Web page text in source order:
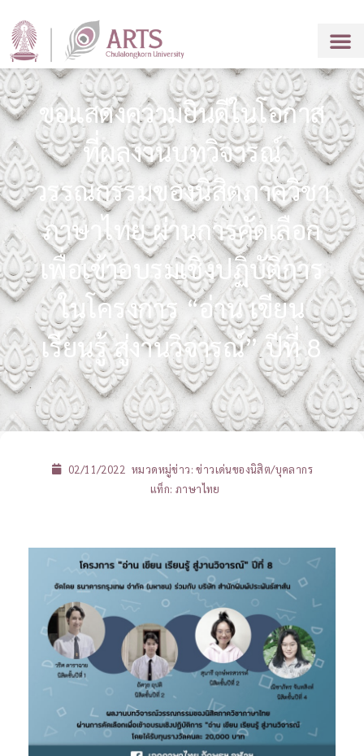
ขอแสดงความยินดีในโอกาส
ที่ผลงานบทวิจารณ์
วรรณกรรมของนิสิตภาควิชา
ภาษาไทย ผ่านการคัดเลือก
เพื่อเข้าอบรมเชิงปฏิบัติการ
ในโครงการ “อ่าน เขียน
เรียนรู้ สู่งานวิจารณ์” ปีที่ 8
02/11/2022 หมวดหมู่ข่าว:ข่าวเด่นของนิสิต/บุคลากร
แท็ก: ภาษาไทย